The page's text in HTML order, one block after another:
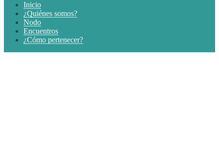
Inicio
¿Quiénes somos?
Nodo
Encuentros
¿Cómo pertenecer?